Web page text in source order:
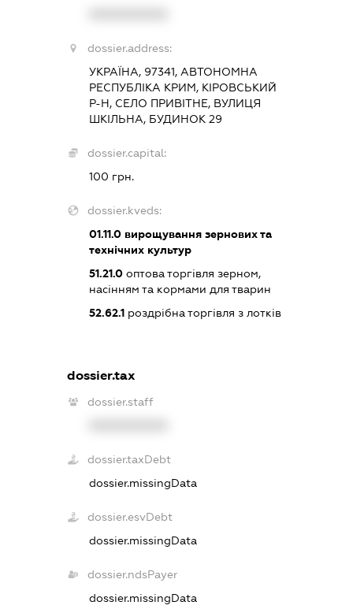
dossier.address:
УКРАЇНА, 97341, АВТОНОМНА
РЕСПУБЛІКА КРИМ, КІРОВСЬКИЙ
Р-Н, СЕЛО ПРИВІТНЕ, ВУЛИЦЯ
ШКІЛЬНА, БУДИНОК 29
dossier.capital:
100 грн.
dossier.kveds:
01.11.0вирощування зернових та
технічних культур
51.21.0оптова торгівля зерном,
насінням та кормами для тварин
52.62.1роздрібна торгівля з лотків
dossier.tax
dossier.staff
dossier.taxDebt
dossier.missingData
dossier.esvDebt
dossier.missingData
dossier.ndsPayer
dossier.missingData